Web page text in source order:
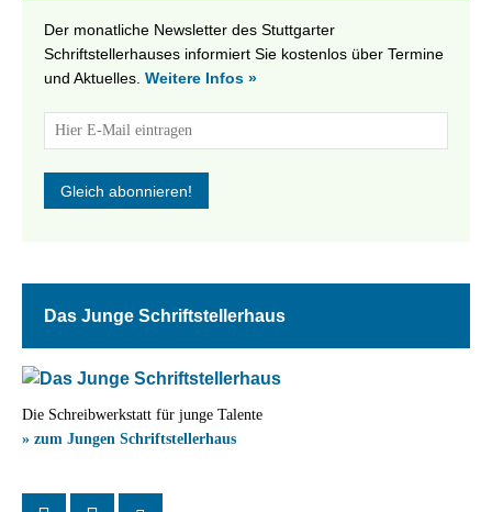
Der monatliche Newsletter des Stuttgarter
Schriftstellerhauses informiert Sie kostenlos über Termine
und Aktuelles. Weitere Infos »
Das Junge Schriftstellerhaus
Die Schreibwerkstatt für junge Talente
» zum Jungen Schriftstellerhaus